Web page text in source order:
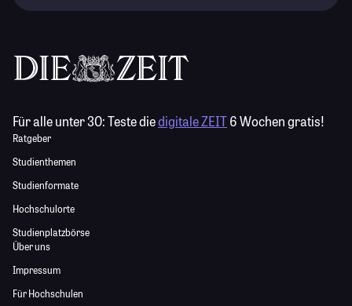
Für alle unter 30:Teste diedigitale ZEIT6 Wochen gratis!
Ratgeber
Studienthemen
Studienformate
Hochschulorte
Studienplatzbörse
Über uns
Impressum
Für Hochschulen